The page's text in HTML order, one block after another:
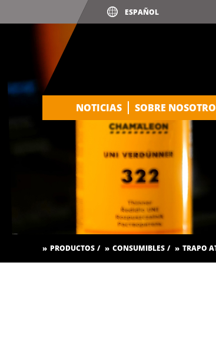
NOTICIAS SOBRE
PRODUCTOS CONSUMIBLES TRAPO